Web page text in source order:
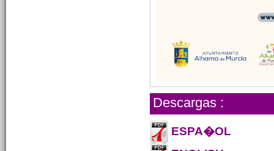
Descargas :
ESPA�OL